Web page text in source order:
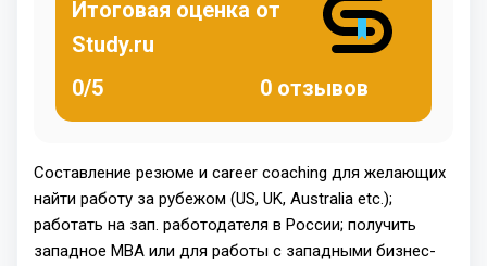
Итоговая оценка от
Study.ru
0/5
0 отзывов
Составление резюме и career coaching для желающих
найти работу за рубежом (US, UK, Australia etc.);
работать на зап. работодателя в России; получить
западное MBA или для работы с западными бизнес-